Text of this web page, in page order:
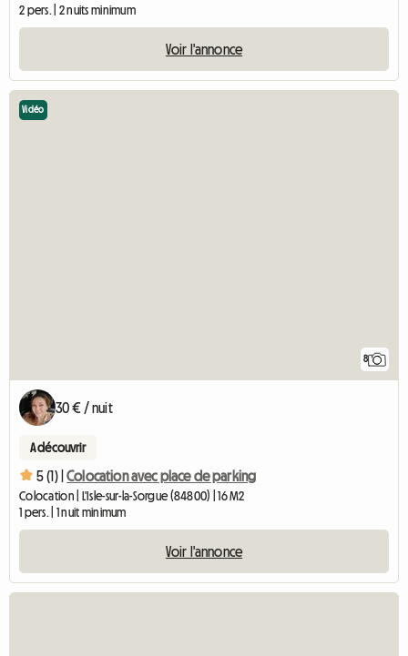
2 pers. | 2 nuits minimum
Voir l'annonce
8
Vidéo
30 € / nuit
A découvrir
5 (1) | Colocation avec place de parking
Colocation | L'Isle-sur-la-Sorgue (84800) | 16 M2
1 pers. | 1 nuit minimum
Voir l'annonce